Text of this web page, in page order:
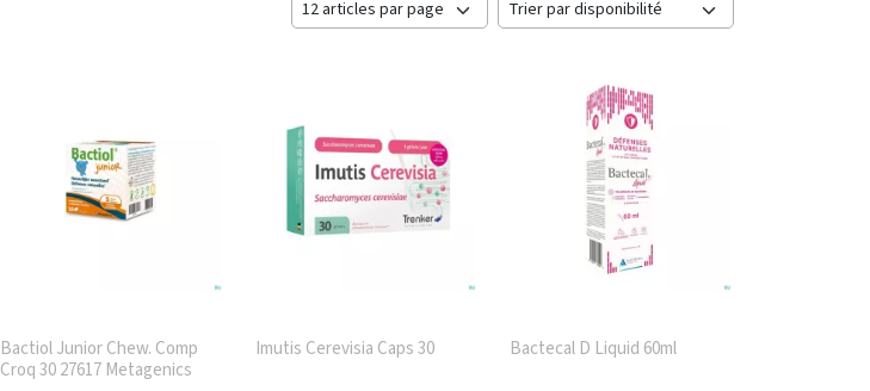
Bactiol Junior Chew. Comp
Croq 30 27617 Metagenics
Imutis Cerevisia Caps 30 Bactecal D Liquid 60ml